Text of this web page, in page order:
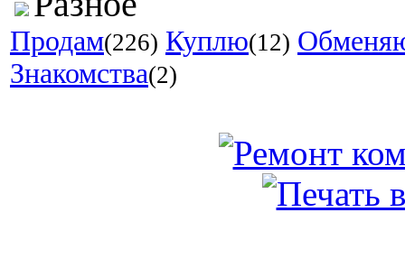
Продам(226) Куплю(12)
Знакомства(2)